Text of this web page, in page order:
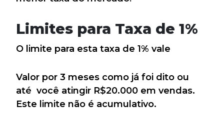
Limites para Taxa de 1%
O limite para esta taxa de 1% vale
Valor por 3 meses como já foi dito ou
até você atingir R$20.000 em vendas.
Este limite não é acumulativo.